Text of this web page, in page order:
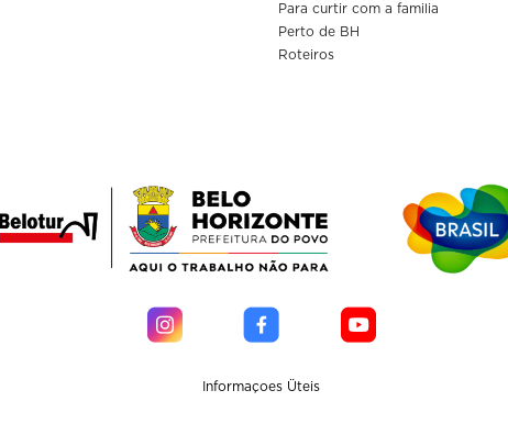
Para curtir com a familia
Perto de BH
Roteiros
Informaçoes Üteis